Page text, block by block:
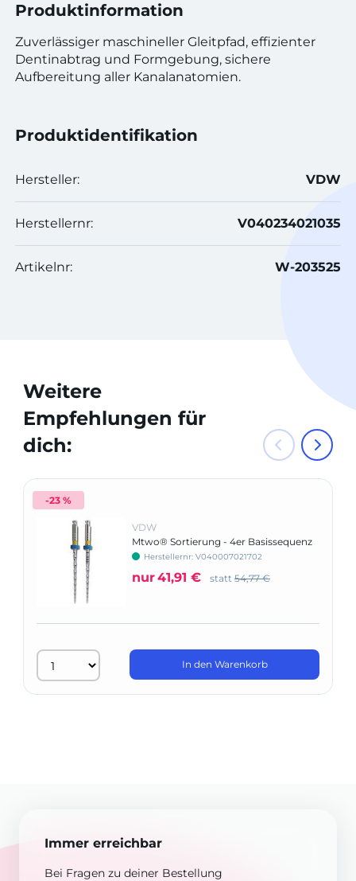
Produktinformation
Zuverlässiger maschineller Gleitpfad, effizienter
Dentinabtrag und Formgebung, sichere
Aufbereitung aller Kanalanatomien.
Produktidentifikation
Hersteller: VDW
Herstellernr: V040234021035
Artikelnr: W-203525
Weitere
Empfehlungen für
dich:
-23 %
VDW
Mtwo® Sortierung - 4er Basissequenz
Herstellernr: V040007021702
nur41,91 € statt 54,77 €
In den Warenkorb
Immer erreichbar
Bei Fragen zu deiner Bestellung